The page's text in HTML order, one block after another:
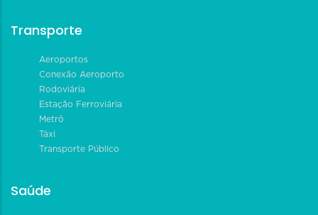
Transporte
Aeroportos
Conexão Aeroporto
Rodoviária
Estação Ferroviária
Metrô
Táxi
Transporte Público
Saúde